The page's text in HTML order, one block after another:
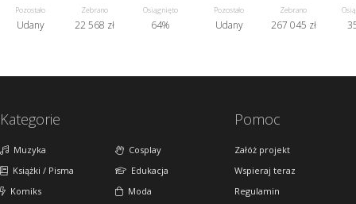
Pozostało
Udany
Zebrano
22 568 zł
Osiągnięto
64%
Pozostało
Udany
Zebrano
267 045 zł
Kategorie
Muzyka
Książki / Pisma
Komiks
Cosplay
Edukacja
Moda
Pomoc
Załóż projekt
Wspieraj teraz
Regulamin